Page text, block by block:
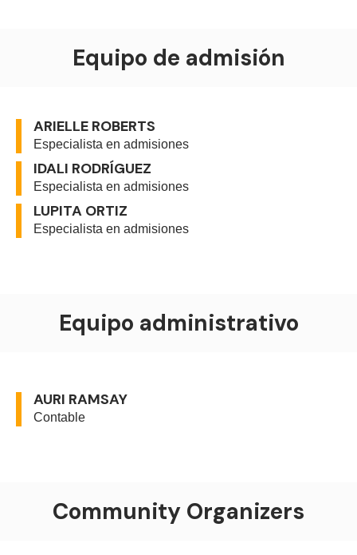
Equipo de admisión
ARIELLE ROBERTS
Especialista en admisiones
IDALI RODRÍGUEZ
Especialista en admisiones
LUPITA ORTIZ
Especialista en admisiones
Equipo administrativo
AURI RAMSAY
Contable
Community Organizers